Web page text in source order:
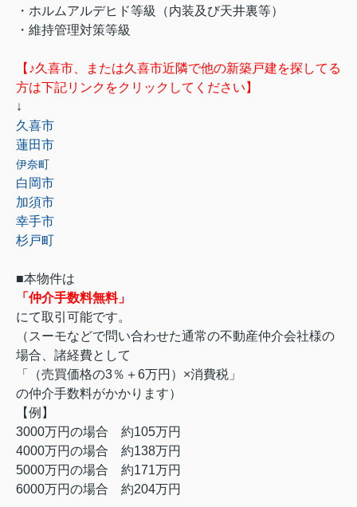
・ホルムアルデヒド等級（内装及び天井裏等）
・維持管理対策等級
【♪久喜市、または久喜市近隣で他の新築戸建を探してる
方は下記リンクをクリックしてください】
↓
久喜市
蓮田市
伊奈町
白岡市
加須市
幸手市
杉戸町
■本物件は
「仲介手数料無料」
にて取引可能です。
（スーモなどで問い合わせた通常の不動産仲介会社様の
場合、諸経費として
「（売買価格の3％＋6万円）×消費税」
の仲介手数料がかかります）
【例】
3000万円の場合 約105万円
4000万円の場合 約138万円
5000万円の場合 約171万円
6000万円の場合 約204万円